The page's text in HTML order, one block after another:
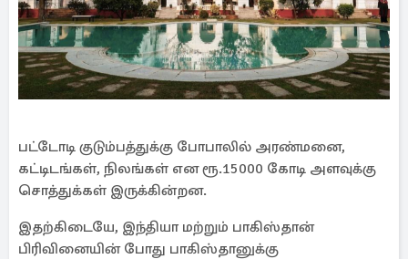
பட்டோடி குடும்பத்துக்கு போபாலில் அரண்மனை,
கட்டிடங்கள், நிலங்கள் என ரூ.15000 கோடி அளவுக்கு
சொத்துக்கள் இருக்கின்றன.
இதற்கிடையே, இந்தியா மற்றும் பாகிஸ்தான்
பிரிவினையின் போது பாகிஸ்தானுக்கு